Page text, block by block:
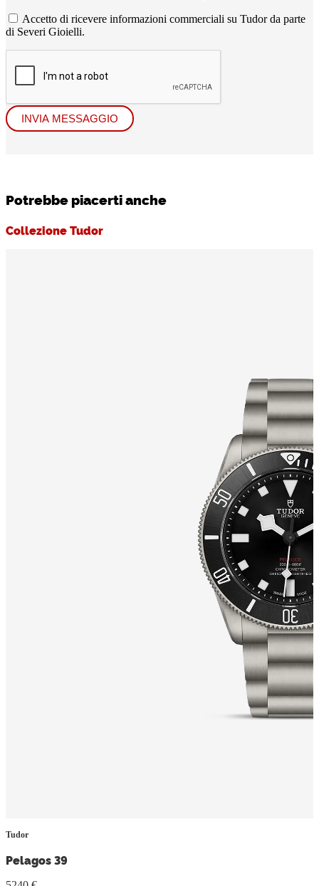
Accetto di ricevere informazioni commerciali su Tudor da parte
di Severi Gioielli.
INVIA MESSAGGIO
Potrebbe piacerti anche
Collezione Tudor
Tudor
Pelagos 39